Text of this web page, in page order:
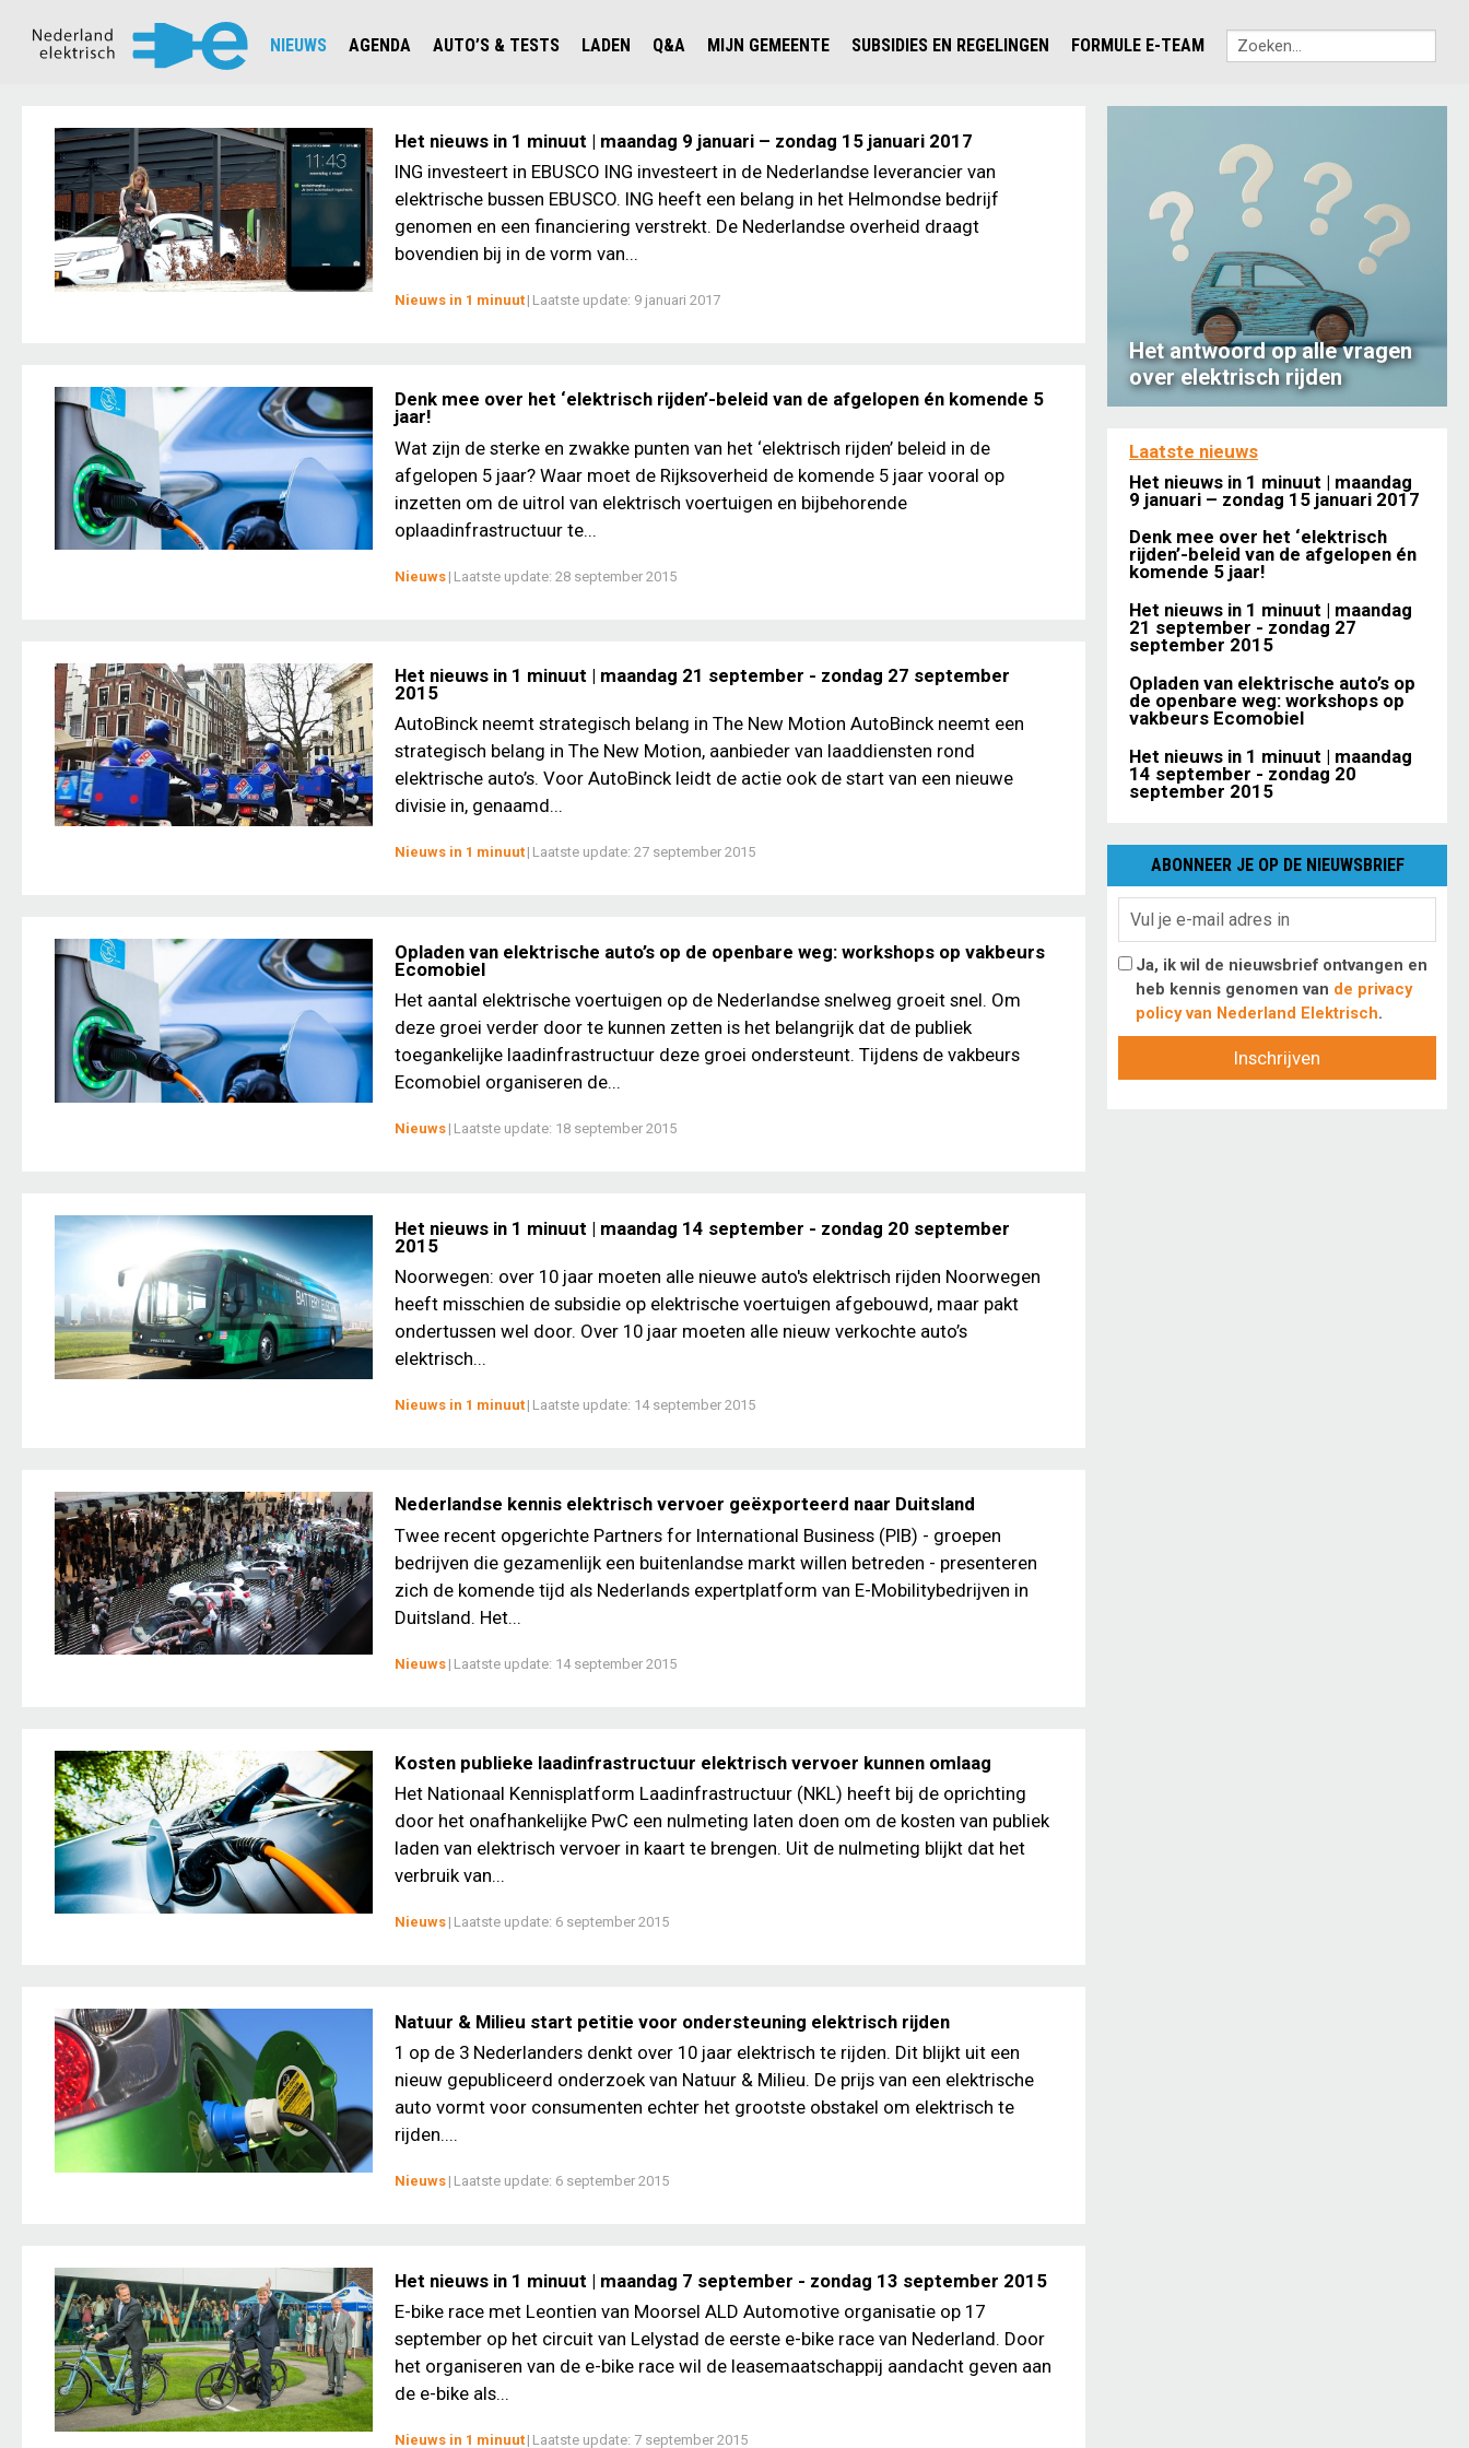
NIEUWS
CIJFERS EN STATISTIEKEN EV'S IN NEDERLAND
AANMELDEN NIEUWSBRIEF
AGENDA
AUTO’S & TESTS
JOUW VOLGENDE AUTO ELEKTRISCH?
LADEN
Q&A
OPLADEN
SLIM LADEN
MIJN GEMEENTE
VVE
SUBSIDIES EN REGELINGEN FORMULE E-TEAM
Het nieuws in 1 minuut | maandag 9 januari – zondag 15 januari 2017
ING investeert in EBUSCO ING investeert in de Nederlandse leverancier van
elektrische bussen EBUSCO. ING heeft een belang in het Helmondse bedrijf
genomen en een financiering verstrekt. De Nederlandse overheid draagt
bovendien bij in de vorm van...
Nieuws in 1 minuut | Laatste update: 9 januari 2017
Denk mee over het ‘elektrisch rijden’-beleid van de afgelopen én komende 5
jaar!
Wat zijn de sterke en zwakke punten van het ‘elektrisch rijden’ beleid in de
afgelopen 5 jaar? Waar moet de Rijksoverheid de komende 5 jaar vooral op
inzetten om de uitrol van elektrisch voertuigen en bijbehorende
oplaadinfrastructuur te...
Nieuws | Laatste update: 28 september 2015
Het nieuws in 1 minuut | maandag 21 september - zondag 27 september
2015
AutoBinck neemt strategisch belang in The New Motion AutoBinck neemt een
strategisch belang in The New Motion, aanbieder van laaddiensten rond
elektrische auto’s. Voor AutoBinck leidt de actie ook de start van een nieuwe
divisie in, genaamd...
Nieuws in 1 minuut | Laatste update: 27 september 2015
Opladen van elektrische auto’s op de openbare weg: workshops op vakbeurs
Ecomobiel
Het aantal elektrische voertuigen op de Nederlandse snelweg groeit snel. Om
deze groei verder door te kunnen zetten is het belangrijk dat de publiek
toegankelijke laadinfrastructuur deze groei ondersteunt. Tijdens de vakbeurs
Ecomobiel organiseren de...
Nieuws | Laatste update: 18 september 2015
Het nieuws in 1 minuut | maandag 14 september - zondag 20 september
2015
Noorwegen: over 10 jaar moeten alle nieuwe auto's elektrisch rijden Noorwegen
heeft misschien de subsidie op elektrische voertuigen afgebouwd, maar pakt
ondertussen wel door. Over 10 jaar moeten alle nieuw verkochte auto’s
elektrisch...
Nieuws in 1 minuut | Laatste update: 14 september 2015
Nederlandse kennis elektrisch vervoer geëxporteerd naar Duitsland
Twee recent opgerichte Partners for International Business (PIB) - groepen
bedrijven die gezamenlijk een buitenlandse markt willen betreden - presenteren
zich de komende tijd als Nederlands expertplatform van E-Mobilitybedrijven in
Duitsland. Het...
Nieuws | Laatste update: 14 september 2015
Kosten publieke laadinfrastructuur elektrisch vervoer kunnen omlaag
Het Nationaal Kennisplatform Laadinfrastructuur (NKL) heeft bij de oprichting
door het onafhankelijke PwC een nulmeting laten doen om de kosten van publiek
laden van elektrisch vervoer in kaart te brengen. Uit de nulmeting blijkt dat het
verbruik van...
Nieuws | Laatste update: 6 september 2015
Natuur & Milieu start petitie voor ondersteuning elektrisch rijden
1 op de 3 Nederlanders denkt over 10 jaar elektrisch te rijden. Dit blijkt uit een
nieuw gepubliceerd onderzoek van Natuur & Milieu. De prijs van een elektrische
auto vormt voor consumenten echter het grootste obstakel om elektrisch te
rijden....
Nieuws | Laatste update: 6 september 2015
Het nieuws in 1 minuut | maandag 7 september - zondag 13 september 2015
E-bike race met Leontien van Moorsel ALD Automotive organisatie op 17
september op het circuit van Lelystad de eerste e-bike race van Nederland. Door
het organiseren van de e-bike race wil de leasemaatschappij aandacht geven aan
de e-bike als...
Nieuws in 1 minuut | Laatste update: 7 september 2015
Het antwoord op alle vragen
over elektrisch rijden
Laatste nieuws
Het nieuws in 1 minuut | maandag
9 januari – zondag 15 januari 2017
Denk mee over het ‘elektrisch
rijden’-beleid van de afgelopen én
komende 5 jaar!
Het nieuws in 1 minuut | maandag
21 september - zondag 27
september 2015
Opladen van elektrische auto’s op
de openbare weg: workshops op
vakbeurs Ecomobiel
Het nieuws in 1 minuut | maandag
14 september - zondag 20
september 2015
ABONNEER JE OP DE NIEUWSBRIEF
Ja, ik wil de nieuwsbrief ontvangen en
heb kennis genomen van de privacy
policy van Nederland Elektrisch.
Inschrijven